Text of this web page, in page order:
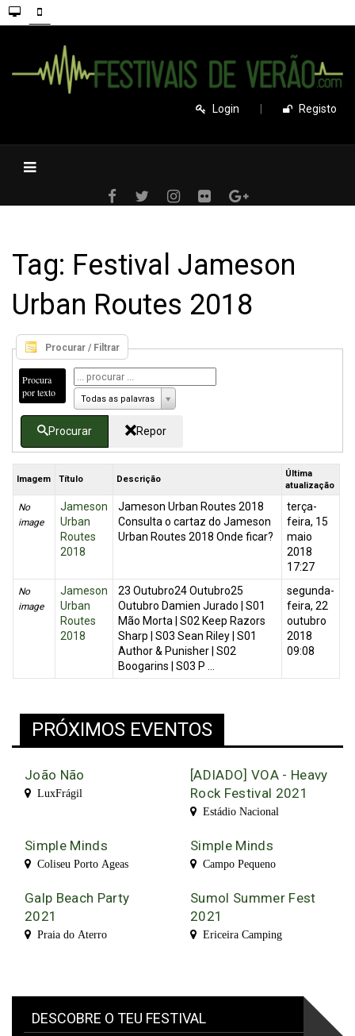
Login Registo
Tag: Festival Jameson
Urban Routes 2018
Procurar / Filtrar
Procura
por texto
Todas as palavras
Procurar Repor
Imagem Título Descrição
Última
atualização
No
image
Jameson
Urban
Routes
2018
Jameson Urban Routes 2018
Consulta o cartaz do Jameson
Urban Routes 2018 Onde ficar?
terça-
feira, 15
maio
2018
17:27
No
image
Jameson
Urban
Routes
2018
23 Outubro24 Outubro25
Outubro Damien Jurado | S01
Mão Morta | S02 Keep Razors
Sharp | S03 Sean Riley | S01
Author & Punisher | S02
Boogarins | S03 P ...
segunda-
feira, 22
outubro
2018
09:08
PRÓXIMOS EVENTOS
João Não
LuxFrágil
[ADIADO] VOA - Heavy
Rock Festival 2021
Estádio Nacional
Simple Minds
Coliseu Porto Ageas
Simple Minds
Campo Pequeno
Galp Beach Party
2021
Praia do Aterro
Sumol Summer Fest
2021
Ericeira Camping
DESCOBRE O TEU FESTIVAL